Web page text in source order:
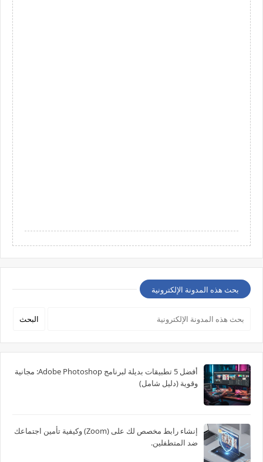
بحث هذه المدونة الإلكترونية
أفضل 5 تطبيقات بديلة لبرنامج Adobe Photoshop: مجانية
وقوية (دليل شامل)
إنشاء رابط مخصص لك على (Zoom) وكيفية تأمين اجتماعك
ضد المتطفلين.